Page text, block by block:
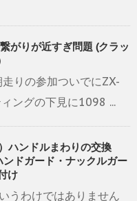
がりが近すぎ問題 (クラッ
りの参加ついでにZX-
ングの下見に1098 ...
ハンドルまわりの交換
ドガード・ナックルガー
け
うわけではありません